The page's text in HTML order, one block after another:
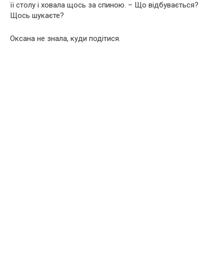
її столу і ховала щось за спиною. – Що відбувається?
Щось шукаєте?
Оксана не знала, куди подітися.